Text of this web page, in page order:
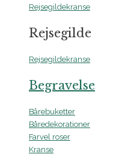
Rejsegildekranse
Rejsegilde
Rejsegildekranse
Begravelse
Bårebuketter
Båredekorationer
Farvel roser
Kranse